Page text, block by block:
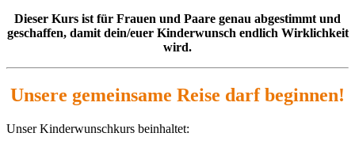
Dieser Kurs ist für Frauen und Paare genau abgestimmt und
geschaffen, damit dein/euer Kinderwunsch endlich Wirklichkeit
wird.
Unsere gemeinsame Reise darf beginnen!
Unser Kinderwunschkurs beinhaltet: